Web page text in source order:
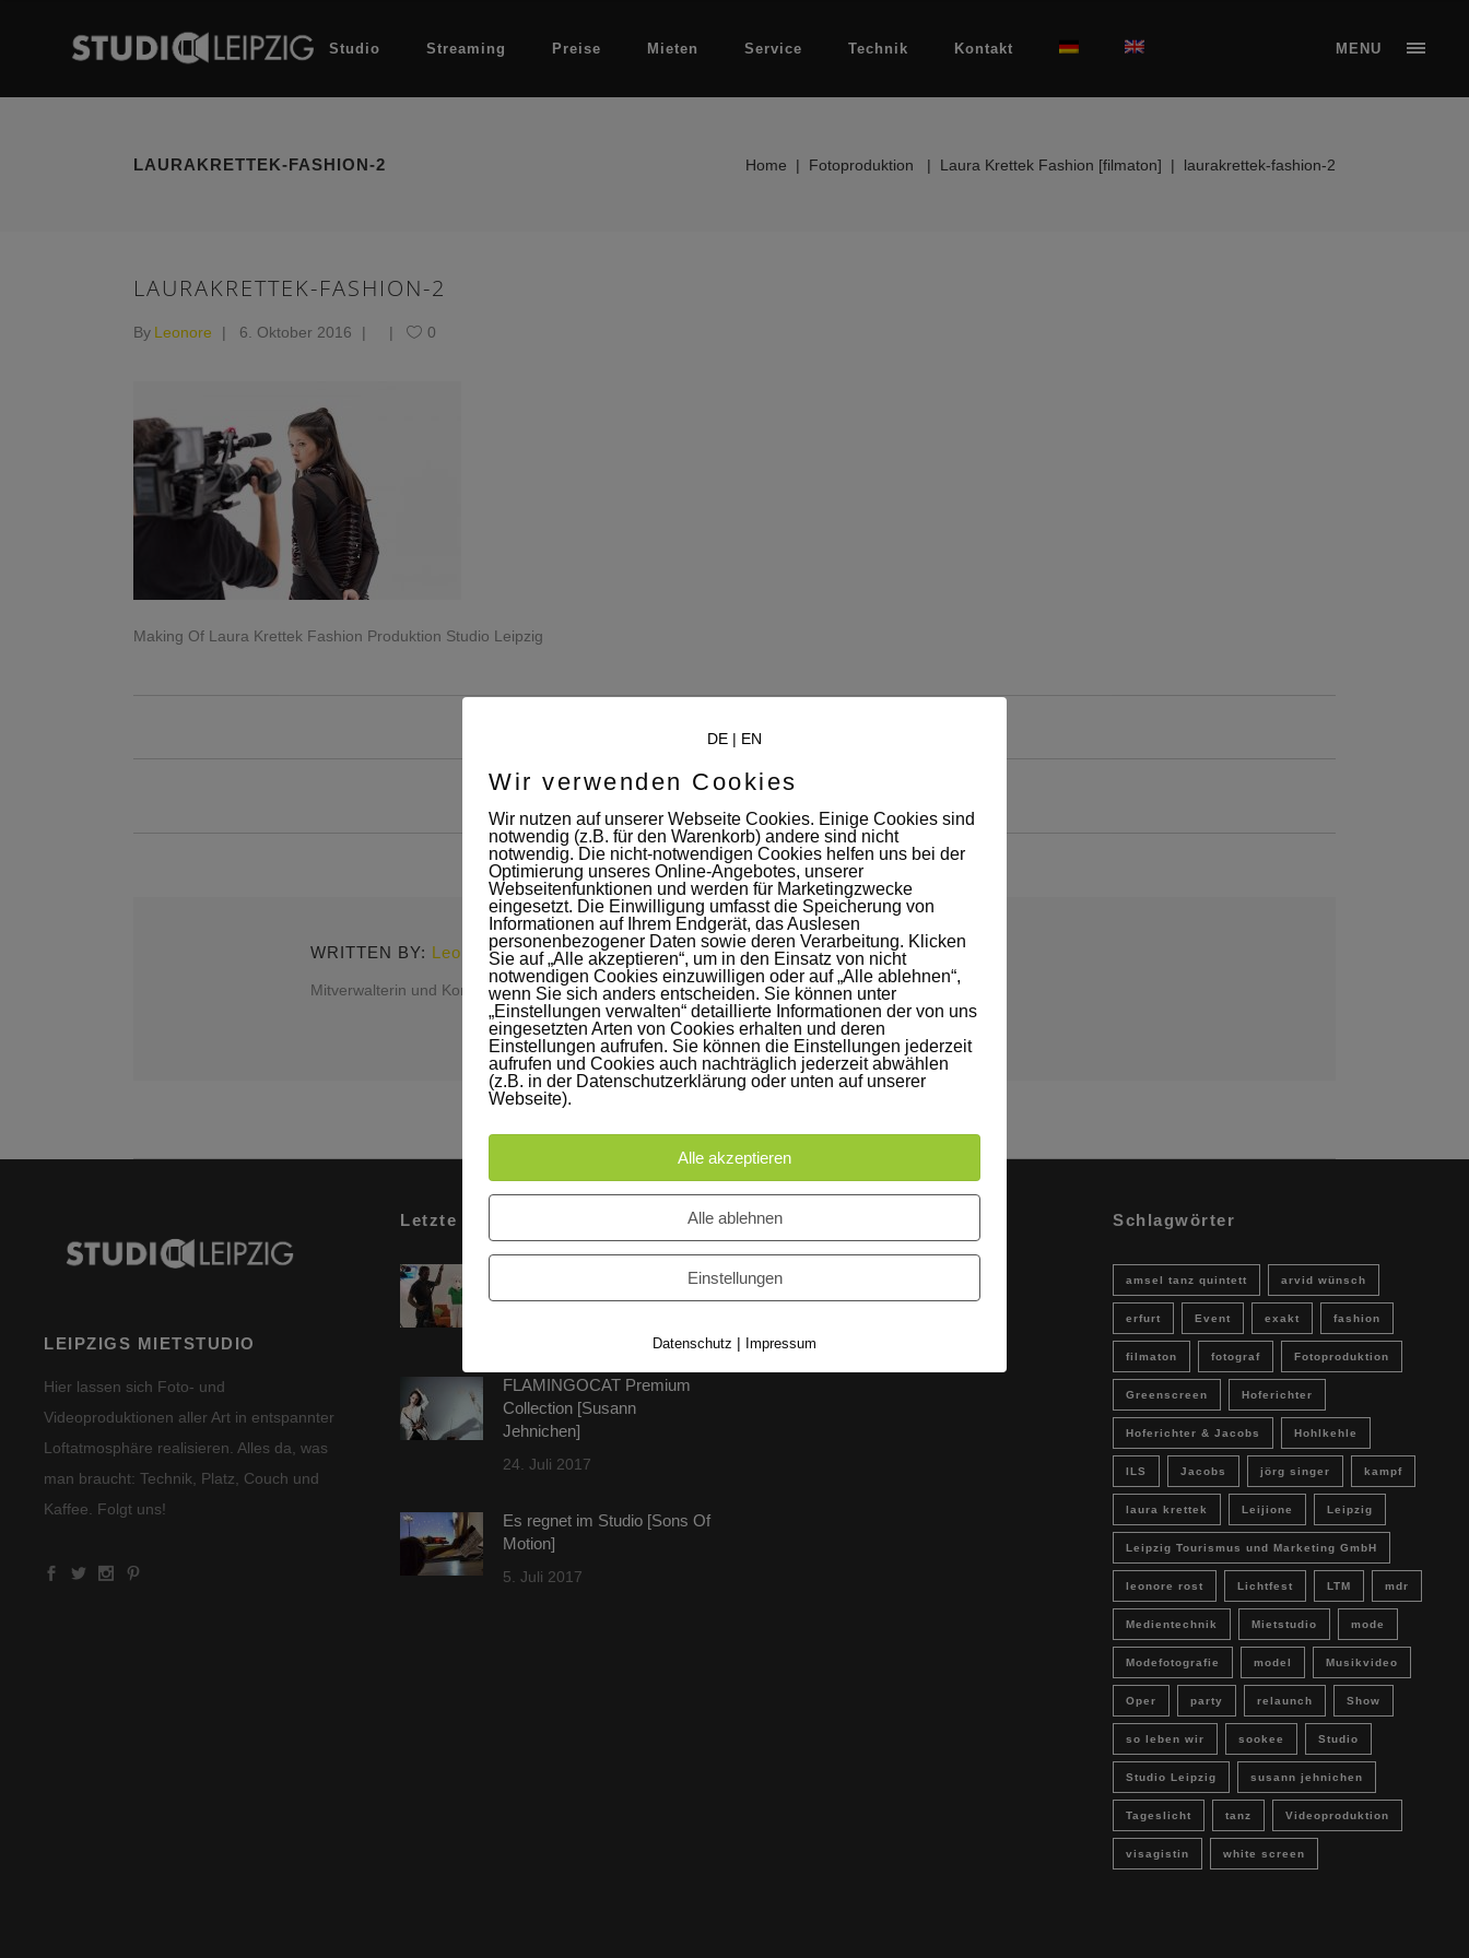
Studio Streaming Preise Mieten Service Technik Kontakt MENU
LAURAKRETTEK-FASHION-2 Home | Fotoproduktion | Laura Krettek Fashion [filmaton] | laurakrettek-fashion-2
LAURAKRETTEK-FASHION-2
By Leonore 6. Oktober 2016 0
Making Of Laura Krettek Fashion Produktion Studio Leipzig
WRITTEN BY: Leonore
Mitverwalterin und Kontaktperson des Studio Leipzigs
LEIPZIGS MIETSTUDIO
Hier lassen sich Foto- und
Videoproduktionen aller Art in entspannter
Loftatmosphäre realisieren. Alles da, was
man braucht: Technik, Platz, Couch und
Kaffee. Folgt uns!
Letzte Beiträge
FLAMINGOCAT Premium
Collection [Susann
Jehnichen]
24. Juli 2017
Es regnet im Studio [Sons Of
Motion]
5. Juli 2017
Instagram Schlagwörter
amsel tanz quintett arvid wünsch
erfurt Event exakt fashion
filmaton fotograf Fotoproduktion
Greenscreen Hoferichter
Hoferichter & Jacobs Hohlkehle
ILS Jacobs jörg singer kampf
laura krettek Leijione Leipzig
Leipzig Tourismus und Marketing GmbH
leonore rost Lichtfest LTM mdr
Medientechnik Mietstudio mode
Modefotografie model Musikvideo
Oper party relaunch Show
so leben wir sookee Studio
Studio Leipzig susann jehnichen
Tageslicht tanz Videoproduktion
visagistin white screen
DE | EN
Wir verwenden Cookies
Wir nutzen auf unserer Webseite Cookies. Einige Cookies sind
notwendig (z.B. für den Warenkorb) andere sind nicht
notwendig. Die nicht-notwendigen Cookies helfen uns bei der
Optimierung unseres Online-Angebotes, unserer
Webseitenfunktionen und werden für Marketingzwecke
eingesetzt. Die Einwilligung umfasst die Speicherung von
Informationen auf Ihrem Endgerät, das Auslesen
personenbezogener Daten sowie deren Verarbeitung. Klicken
Sie auf „Alle akzeptieren“, um in den Einsatz von nicht
notwendigen Cookies einzuwilligen oder auf „Alle ablehnen“,
wenn Sie sich anders entscheiden. Sie können unter
„Einstellungen verwalten“ detaillierte Informationen der von uns
eingesetzten Arten von Cookies erhalten und deren
Einstellungen aufrufen. Sie können die Einstellungen jederzeit
aufrufen und Cookies auch nachträglich jederzeit abwählen
(z.B. in der Datenschutzerklärung oder unten auf unserer
Webseite).
Alle akzeptieren
Alle ablehnen
Einstellungen
Datenschutz | Impressum